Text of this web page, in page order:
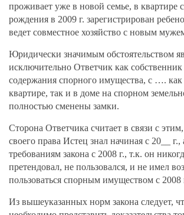
проживает уже в новой семье, в квартире
рождения в 2009 г. зарегистрирован
ведет совместное хозяйство с новым
Юридически значимым обстоятельством
исключительно Ответчик как
содержания спорного имущества, с ….
квартире, так и в доме на спорном
полностью сменены замки.
Сторона Ответчика считает в связи с
своего права Истец знал начиная с 20__ г.,
требованиям закона с 2008 г., т.к. он
претендовал, не пользовался, и не имел
пользоваться спорным имуществом с 2008
Из вышеуказанных норм закона следует,